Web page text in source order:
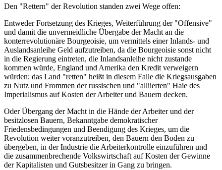
Den "Rettern" der Revolution standen zwei Wege offen:
Entweder Fortsetzung des Krieges, Weiterführung der "Offensive"
und damit die unvermeidliche Übergabe der Macht an die
konterrevolutionäre Bourgeoisie, um vermittels einer Inlands- und
Auslandsanleihe Geld aufzutreiben, da die Bourgeoisie sonst nicht
in die Regierung eintreten, die Inlandsanleihe nicht zustande
kommen würde, England und Amerika den Kredit verweigern
würden; das Land "retten" heißt in diesem Falle die Kriegsausgaben
zu Nutz und Frommen der russischen und "alliierten" Haie des
Imperialismus auf Kosten der Arbeiter und Bauern decken.
Oder Übergang der Macht in die Hände der Arbeiter und der
besitzlosen Bauern, Bekanntgabe demokratischer
Friedensbedingungen und Beendigung des Krieges, um die
Revolution weiter voranzutreiben, den Bauern den Boden zu
übergeben, in der Industrie die Arbeiterkontrolle einzuführen und
die zusammenbrechende Volkswirtschaft auf Kosten der Gewinne
der Kapitalisten und Gutsbesitzer in Gang zu bringen.